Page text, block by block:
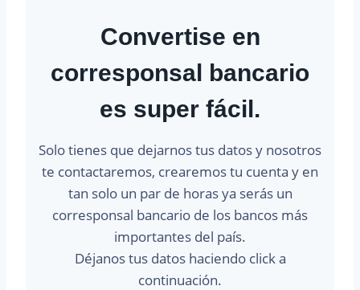
Convertise en
corresponsal bancario
es super fácil.
Solo tienes que dejarnos tus datos y nosotros
te contactaremos, crearemos tu cuenta y en
tan solo un par de horas ya serás un
corresponsal bancario de los bancos más
importantes del país.
Déjanos tus datos haciendo click a
continuación.